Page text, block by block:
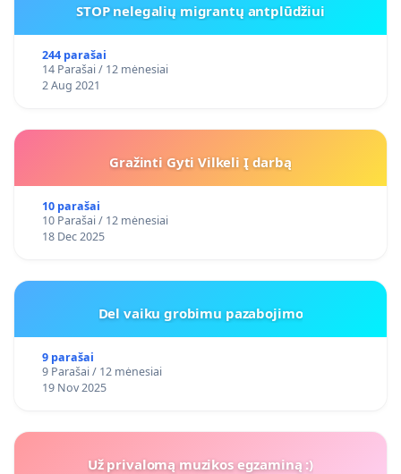
STOP nelegalių migrantų antplūdžiui
244 parašai
14 Parašai / 12 mėnesiai
2 Aug 2021
Gražinti Gyti Vilkeli Į darbą
10 parašai
10 Parašai / 12 mėnesiai
18 Dec 2025
Del vaiku grobimu pazabojimo
9 parašai
9 Parašai / 12 mėnesiai
19 Nov 2025
Už privalomą muzikos egzaminą :)